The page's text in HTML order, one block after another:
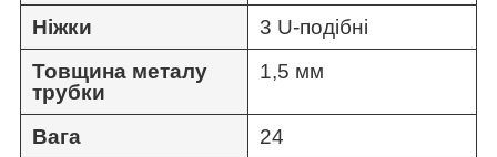
Ніжки
3 U-подібні
Товщина металу
трубки
1,5 мм
Вага
24